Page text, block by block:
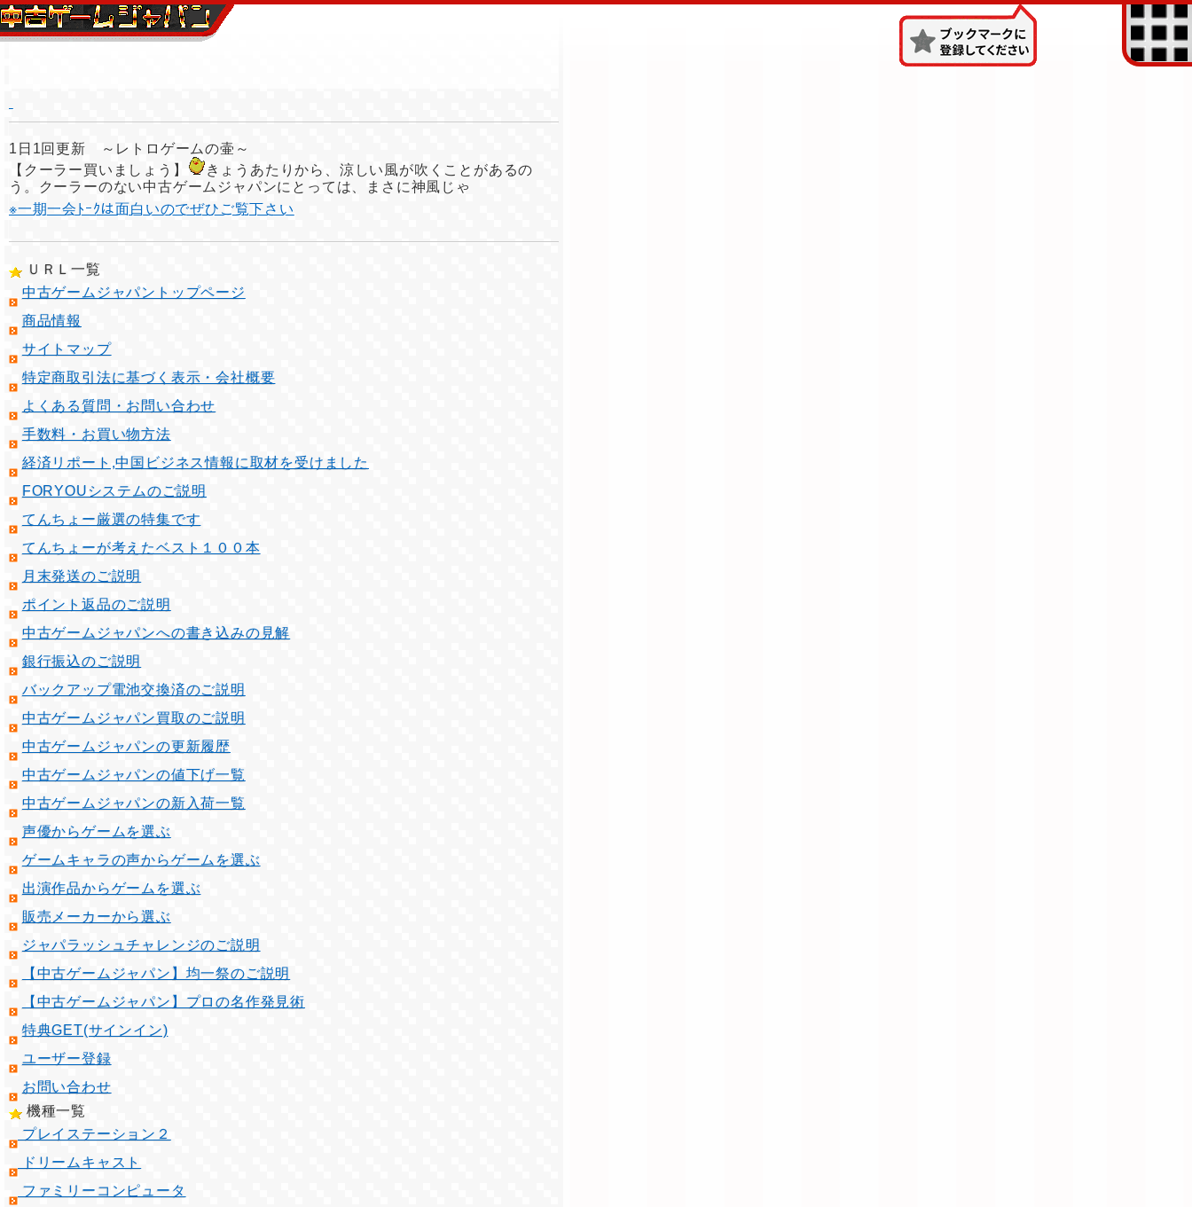
1日1回更新 ～レトロゲームの壷～
【クーラー買いましょう】
きょうあたりから、涼しい風が吹くことがあるの
う。クーラーのない中古ゲームジャパンにとっては、まさに神風じゃ
※一期一会ﾄｰｸは面白いのでぜひご覧下さい
ＵＲＬ一覧
中古ゲームジャパントップページ
商品情報
サイトマップ
特定商取引法に基づく表示・会社概要
よくある質問・お問い合わせ
手数料・お買い物方法
経済リポート,中国ビジネス情報に取材を受けました
FORYOUシステムのご説明
てんちょー厳選の特集です
てんちょーが考えたベスト１００本
月末発送のご説明
ポイント返品のご説明
中古ゲームジャパンへの書き込みの見解
銀行振込のご説明
バックアップ電池交換済のご説明
中古ゲームジャパン買取のご説明
中古ゲームジャパンの更新履歴
中古ゲームジャパンの値下げ一覧
中古ゲームジャパンの新入荷一覧
声優からゲームを選ぶ
ゲームキャラの声からゲームを選ぶ
出演作品からゲームを選ぶ
販売メーカーから選ぶ
ジャパラッシュチャレンジのご説明
【中古ゲームジャパン】均一祭のご説明
【中古ゲームジャパン】プロの名作発見術
特典GET(サインイン)
ユーザー登録
お問い合わせ
機種一覧
プレイステーション２
ドリームキャスト
ファミリーコンピュータ